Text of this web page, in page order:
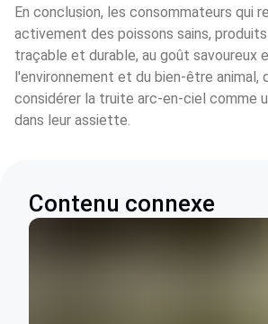
En conclusion, les consommateurs qui
activement des poissons sains,
traçable et durable, au goût savoureux
l'environnement et du bien-être animal,
considérer la truite arc-en-ciel comme
dans leur assiette.
Contenu connexe